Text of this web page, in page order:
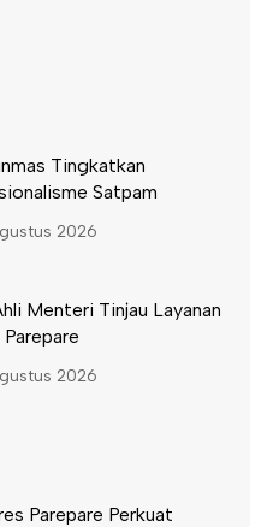
Tingkatkan
Satpam
2026
Menteri Tinjau Layanan
2026
Parepare Perkuat